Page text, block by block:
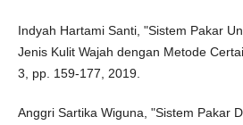
Indyah Hartami Santi, "Sistem Pakar
Jenis Kulit Wajah dengan Metode
3, pp. 159-177, 2019.
Anggri Sartika Wiguna, "Sistem Pakar